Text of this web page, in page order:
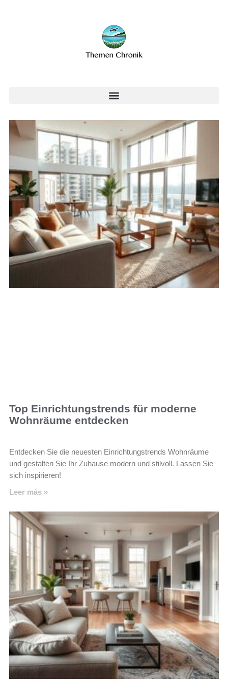
Top Einrichtungstrends für moderne
Wohnräume entdecken
Entdecken Sie die neuesten Einrichtungstrends Wohnräume
und gestalten Sie Ihr Zuhause modern und stilvoll. Lassen Sie
sich inspirieren!
Leer más »